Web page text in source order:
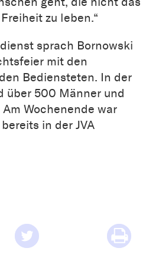
zu leben.“
sprach Bornowski
mit den
Bediensteten. In der
über 500 Männer und
Wochenende war
in der JVA